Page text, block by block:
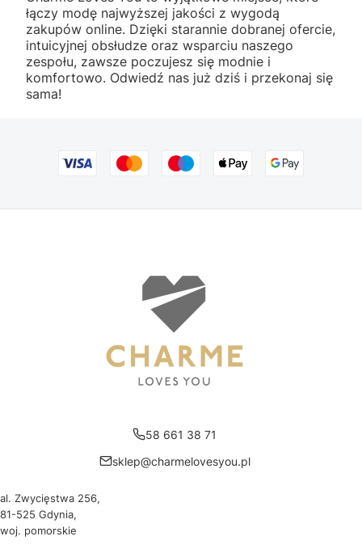
łączy modę najwyższej jakości z wygodą
zakupów online. Dzięki starannie dobranej ofercie,
intuicyjnej obsłudze oraz wsparciu naszego
zespołu, zawsze poczujesz się modnie i
komfortowo. Odwiedź nas już dziś i przekonaj się
sama!
58 661 38 71
sklep@charmelovesyou.pl
al. Zwycięstwa 256,
81-525 Gdynia,
woj. pomorskie